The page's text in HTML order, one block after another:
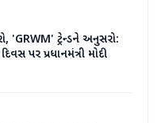
'GRWM' ટ્રેન્ડને અનુસરો:
પર પ્રધાનમંત્રી મોદી